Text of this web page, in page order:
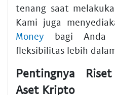
tenang saat
Kami juga
Money bagi Anda
fleksibilitas lebih
Pentingnya
Aset Kripto